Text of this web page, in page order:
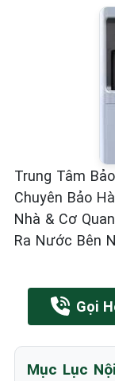
Trung Tâm
Chuyên Bảo
Nhà & Cơ
Ra Nước Bên
Gọi
Mục Lục